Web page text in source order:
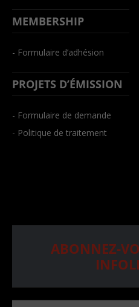
MEMBERSHIP
- Formulaire d’adhésion
PROJETS D’ÉMISSION
- Formulaire de demande
- Politique de traitement
ABONNEZ-